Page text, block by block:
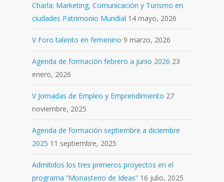
Charla: Marketing, Comunicación y Turismo en
ciudades Patrimonio Mundial 14 mayo, 2026
V Foro talento en femenino 9 marzo, 2026
Agenda de formación febrero a junio 2026 23
enero, 2026
V Jornadas de Empleo y Emprendimiento 27
noviembre, 2025
Agenda de formación septiembre a diciembre
2025 11 septiembre, 2025
Admitidos los tres primeros proyectos en el
programa “Monasterio de Ideas” 16 julio, 2025